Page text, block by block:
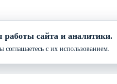
сайта и аналитики.
соглашаетесь с их использованием.